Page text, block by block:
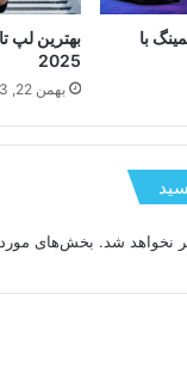
با
بهترین لپ
2025
بهمن 22, 1403
نخواهد شد. بخش‌های